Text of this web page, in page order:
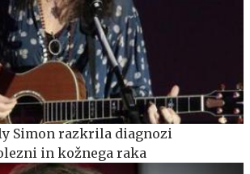
Simon razkrila diagnozi
in kožnega raka